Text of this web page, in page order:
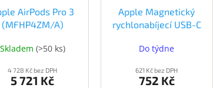
AirPods Pro 3
(MFHP4ZM/A)
Skladem (>50 ks)
4 728 Kč bez DPH
5 721 Kč
Apple Magnetický
rychlonabíjecí USB-C
(1m) (MT0H3ZM/A)
Do týdne
621 Kč bez DPH
752 Kč